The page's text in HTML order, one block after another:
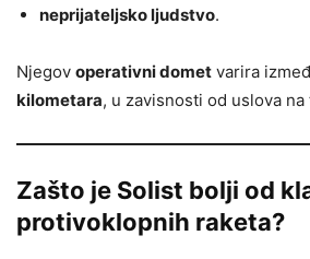
neprijateljsko ljudstvo.
Njegov operativni domet varira
kilometara, u zavisnosti od uslova na
Zašto je Solist bolji od
protivoklopnih raketa?